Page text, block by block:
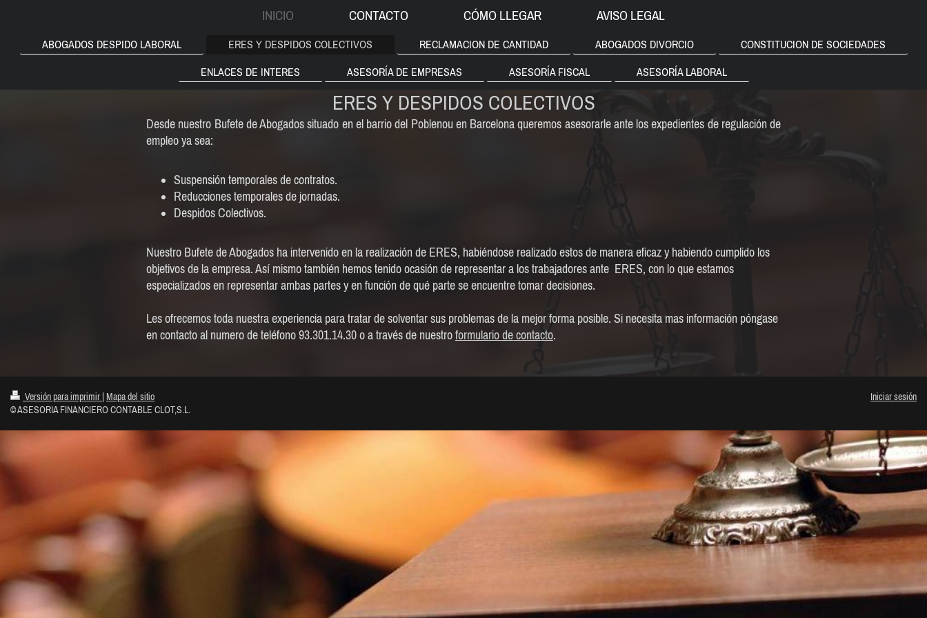
INICIO CONTACTO CÓMO LLEGAR AVISO LEGAL
ABOGADOS DESPIDO LABORAL ERES Y DESPIDOS COLECTIVOS RECLAMACION DE CANTIDAD ABOGADOS DIVORCIO CONSTITUCION DE SOCIEDADES
ENLACES DE INTERES ASESORÍA DE EMPRESAS ASESORÍA FISCAL ASESORÍA LABORAL
ERES Y DESPIDOS COLECTIVOS
Desde nuestro Bufete de Abogados situado en el barrio del Poblenou en Barcelona queremos asesorarle ante los expedientes de regulación de
empleo ya sea:
Suspensión temporales de contratos.
Reducciones temporales de jornadas.
Despidos Colectivos.
Nuestro Bufete de Abogados ha intervenido en la realización de ERES, habiéndose realizado estos de manera eficaz y habiendo cumplido los
objetivos de la empresa. Así mismo también hemos tenido ocasión de representar a los trabajadores ante ERES, con lo que estamos
especializados en representar ambas partes y en función de qué parte se encuentre tomar decisiones.
Les ofrecemos toda nuestra experiencia para tratar de solventar sus problemas de la mejor forma posible. Si necesita mas información póngase
en contacto al numero de teléfono 93.301.14.30 o a través de nuestroformulario de contacto.
Versión para imprimir
Mapa del sitio
© ASESORIA FINANCIERO CONTABLE CLOT,S.L.
Iniciar sesión